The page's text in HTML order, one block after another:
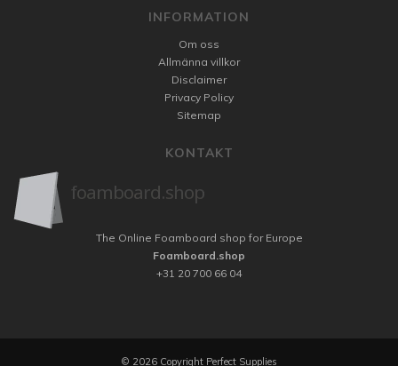
INFORMATION
Om oss
Allmänna villkor
Disclaimer
Privacy Policy
Sitemap
KONTAKT
The Online Foamboard shop for Europe
Foamboard.shop
+31 20 700 66 04
© 2026 Copyright Perfect Supplies